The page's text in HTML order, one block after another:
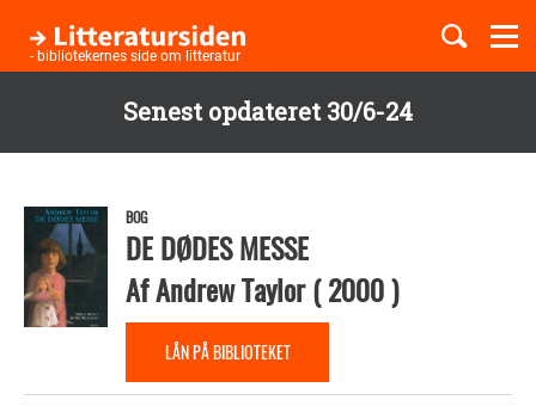
Senest opdateret 30/6-24
hovedindhold
- bibliotekernes side om litteratur
Børnebøger
Temaer
BOG
DE DØDES MESSE
AfAndrew Taylor(2000)
LÅN PÅ BIBLIOTEKET